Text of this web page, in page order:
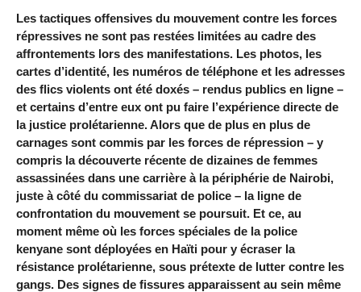
Les tactiques offensives du mouvement contre les forces
répressives ne sont pas restées limitées au cadre des
affrontements lors des manifestations. Les photos, les
cartes d’identité, les numéros de téléphone et les adresses
des flics violents ont été doxés – rendus publics en ligne –
et certains d’entre eux ont pu faire l’expérience directe de
la justice prolétarienne. Alors que de plus en plus de
carnages sont commis par les forces de répression – y
compris la découverte récente de dizaines de femmes
assassinées dans une carrière à la périphérie de Nairobi,
juste à côté du commissariat de police – la ligne de
confrontation du mouvement se poursuit. Et ce, au
moment même où les forces spéciales de la police
kenyane sont déployées en Haïti pour y écraser la
résistance prolétarienne, sous prétexte de lutter contre les
gangs. Des signes de fissures apparaissent au sein même